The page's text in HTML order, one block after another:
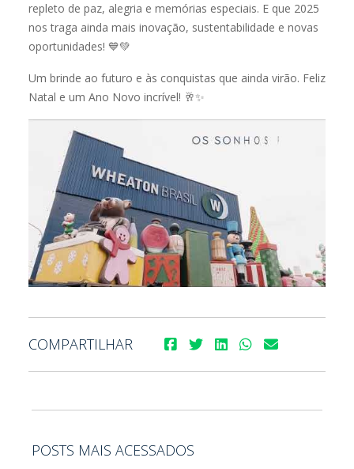
repleto de paz, alegria e memórias especiais. E que 2025
nos traga ainda mais inovação, sustentabilidade e novas
oportunidades! 💙💚
Um brinde ao futuro e às conquistas que ainda virão. Feliz
Natal e um Ano Novo incrível! 🥂✨
COMPARTILHAR
POSTS MAIS ACESSADOS